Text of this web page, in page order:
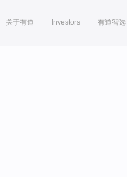
关于有道 Investors 有道智选